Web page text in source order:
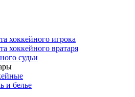
хоккейного игрока
хоккейного вратаря
судьи
и белье